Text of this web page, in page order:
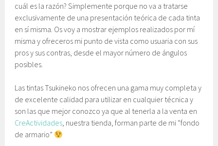
cuál es la razón? Simplemente porque no va a tratarse
exclusivamente de una presentación teórica de cada tinta
en sí misma. Os voy a mostrar ejemplos realizados por mí
misma y ofreceros mi punto de vista como usuaria con sus
pros y sus contras, desde el mayor número de ángulos
posibles.
Las tintas Tsukineko nos ofrecen una gama muy completa y
de excelente calidad para utilizar en cualquier técnica y
son las que mejor conozco ya que al tenerla a la venta en
CreActividades, nuestra tienda, forman parte de mi “fondo
de armario”